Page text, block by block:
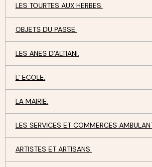
LES TOURTES AUX HERBES.
OBJETS DU PASSE.
LES ANES D'ALTIANI.
L' ECOLE.
LA MAIRIE.
LES SERVICES ET COMMERCES
ARTISTES ET ARTISANS.